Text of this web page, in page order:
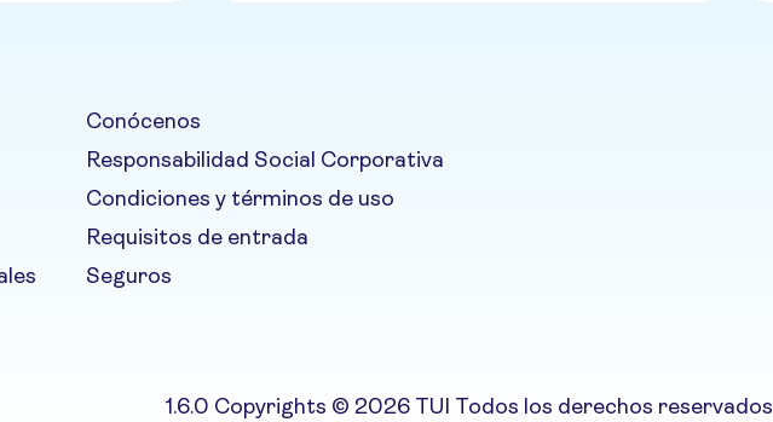
Conócenos
Responsabilidad Social Corporativa
Condiciones y términos de uso
Requisitos de entrada
Seguros
1.6.0 Copyrights © 2026 TUI Todos los derechos reservados